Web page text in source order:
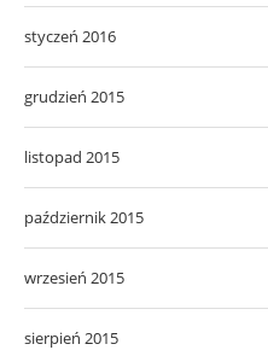
styczeń 2016
grudzień 2015
listopad 2015
październik 2015
wrzesień 2015
sierpień 2015